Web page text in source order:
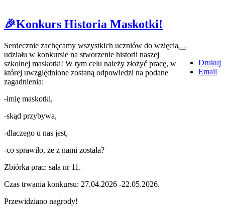
🎉Konkurs Historia Maskotki!
Drukuj
Email
Serdecznie zachęcamy wszystkich uczniów do wzięcia
udziału w konkursie na stworzenie historii naszej
szkolnej maskotki! W tym celu należy złożyć pracę, w
której uwzględnione zostaną odpowiedzi na podane
zagadnienia:
-imię maskotki,
-skąd przybywa,
-dlaczego u nas jest,
-co sprawiło, że z nami została?
Zbiórka prac: sala nr 11.
Czas trwania konkursu: 27.04.2026 -22.05.2026.
Przewidziano nagrody!